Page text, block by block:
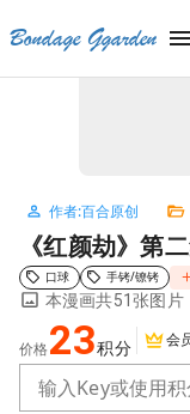
问题请联系客服。
Bondage Ggarden
首页 / 百合原创
作者:百合原创
《红颜劫》第
口球 手铐/镣铐
本漫画共51张图片
价格 23积分 会
输入Key或使用